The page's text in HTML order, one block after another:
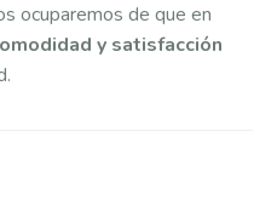
ocuparemos de que en
y satisfacción